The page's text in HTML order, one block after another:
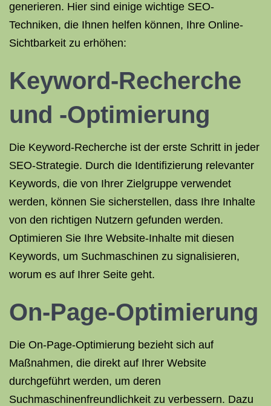
generieren. Hier sind einige wichtige SEO-
Techniken, die Ihnen helfen können, Ihre Online-
Sichtbarkeit zu erhöhen:
Keyword-Recherche
und -Optimierung
Die Keyword-Recherche ist der erste Schritt in jeder
SEO-Strategie. Durch die Identifizierung relevanter
Keywords, die von Ihrer Zielgruppe verwendet
werden, können Sie sicherstellen, dass Ihre Inhalte
von den richtigen Nutzern gefunden werden.
Optimieren Sie Ihre Website-Inhalte mit diesen
Keywords, um Suchmaschinen zu signalisieren,
worum es auf Ihrer Seite geht.
On-Page-Optimierung
Die On-Page-Optimierung bezieht sich auf
Maßnahmen, die direkt auf Ihrer Website
durchgeführt werden, um deren
Suchmaschinenfreundlichkeit zu verbessern. Dazu